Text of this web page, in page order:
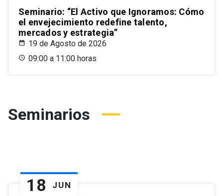
Seminario: “El Activo que Ignoramos: Cómo
el envejecimiento redefine talento,
mercados y estrategia”
19 de Agosto de 2026
09:00 a 11:00 horas
Seminarios
18 JUN